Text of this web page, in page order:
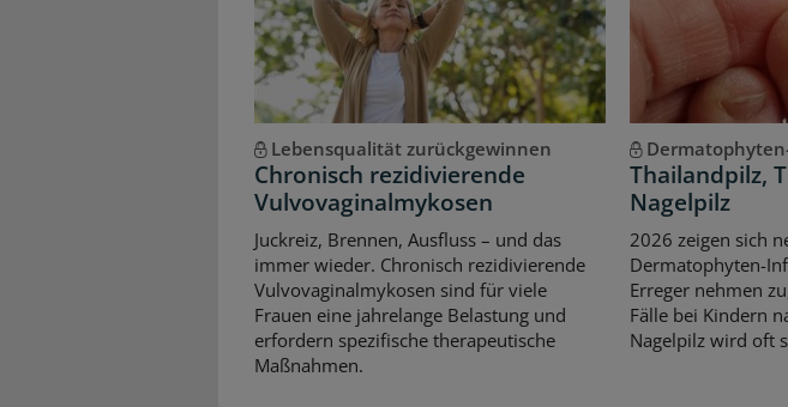
Lebensqualität zurückgewinnen
Chronisch rezidivierende
Vulvovaginalmykosen
Juckreiz, Brennen, Ausfluss – und das
immer wieder. Chronisch rezidivierende
Vulvovaginalmykosen sind für viele
Frauen eine jahrelange Belastung und
erfordern spezifische therapeutische
Maßnahmen.
Thailandpilz,
Nagelpilz
2026 zeigen sich
Dermatophyten-
Erreger nehmen
Fälle bei Kindern
Nagelpilz wird oft